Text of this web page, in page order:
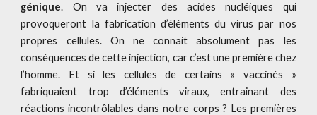
génique. On va injecter des acides nucléiques qui
provoqueront la fabrication d’éléments du virus par nos
propres cellules. On ne connait absolument pas les
conséquences de cette injection, car c’est une première chez
l’homme. Et si les cellules de certains « vaccinés »
fabriquaient trop d’éléments viraux, entrainant des
réactions incontrôlables dans notre corps ? Les premières